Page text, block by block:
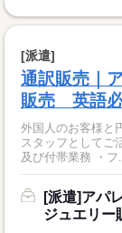
[派遣]
通訳販売｜
販売 英語
外国人のお客様と
スタッフとしてご
及び付帯業務 ・フ
[派遣]アパ
ジュエリー